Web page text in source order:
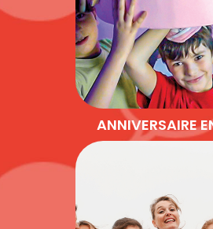
ANNIVERSAIRE